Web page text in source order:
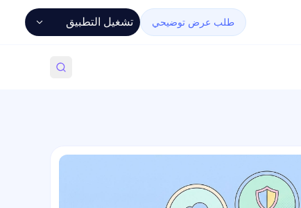
طلب عرض توضيحي تشغيل التطبيق